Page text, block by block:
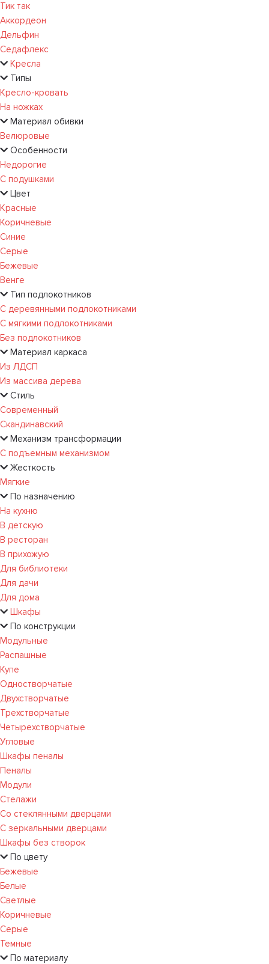
Тик так
Аккордеон
Дельфин
Седафлекс
Кресла
Типы
Кресло-кровать
На ножках
Материал обивки
Велюровые
Особенности
Недорогие
С подушками
Цвет
Красные
Коричневые
Синие
Серые
Бежевые
Венге
Тип подлокотников
С деревянными подлокотниками
С мягкими подлокотниками
Без подлокотников
Материал каркаса
Из ЛДСП
Из массива дерева
Стиль
Современный
Скандинавский
Механизм трансформации
С подъемным механизмом
Жесткость
Мягкие
По назначению
На кухню
В детскую
В ресторан
В прихожую
Для библиотеки
Для дачи
Для дома
Шкафы
По конструкции
Модульные
Распашные
Купе
Одностворчатые
Двухстворчатые
Трехстворчатые
Четырехстворчатые
Угловые
Шкафы пеналы
Пеналы
Модули
Стелажи
Со стеклянными дверцами
С зеркальными дверцами
Шкафы без створок
По цвету
Бежевые
Белые
Светлые
Коричневые
Серые
Темные
По материалу